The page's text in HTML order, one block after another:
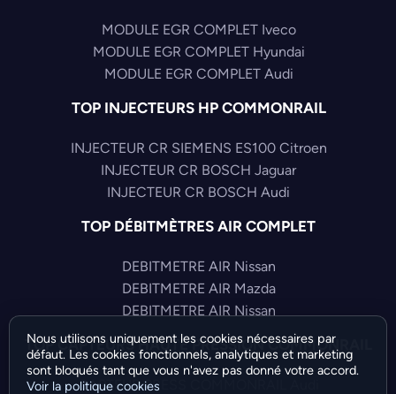
MODULE EGR COMPLET Iveco
MODULE EGR COMPLET Hyundai
MODULE EGR COMPLET Audi
TOP INJECTEURS HP COMMONRAIL
INJECTEUR CR SIEMENS ES100 Citroen
INJECTEUR CR BOSCH Jaguar
INJECTEUR CR BOSCH Audi
TOP DÉBITMÈTRES AIR COMPLET
DEBITMETRE AIR Nissan
DEBITMETRE AIR Mazda
DEBITMETRE AIR Nissan
TOP CAPTEURS HAUTE PRESSION COMMONRAIL
CAPTEUR PRESS COMMONRAIL Audi
Nous utilisons uniquement les cookies nécessaires par
défaut. Les cookies fonctionnels, analytiques et marketing
sont bloqués tant que vous n'avez pas donné votre accord.
Voir la politique cookies